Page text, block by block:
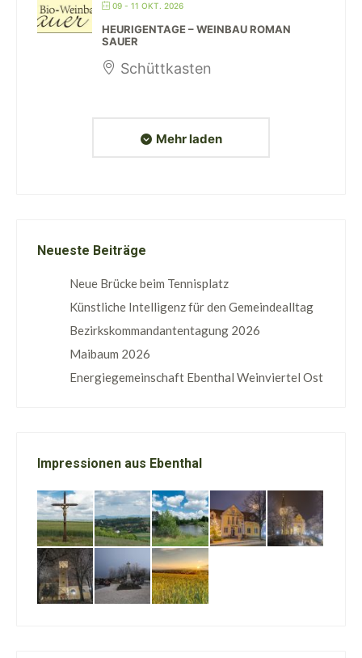
09 - 11 OKT. 2026
HEURIGENTAGE – WEINBAU ROMAN
SAUER
Schüttkasten
Mehr laden
Neueste Beiträge
Neue Brücke beim Tennisplatz
Künstliche Intelligenz für den Gemeindealltag
Bezirkskommandantentagung 2026
Maibaum 2026
Energiegemeinschaft Ebenthal Weinviertel Ost
Impressionen aus Ebenthal